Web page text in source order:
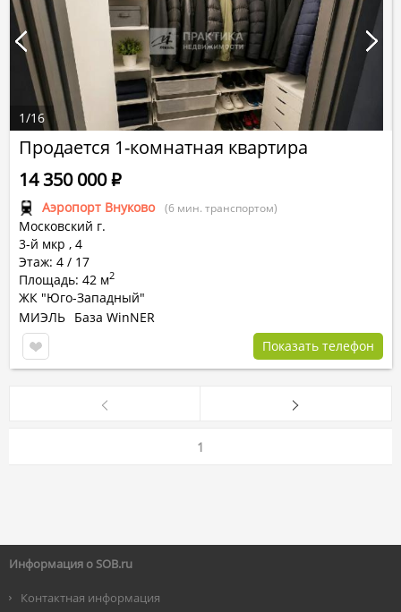
Продается 1-комнатная квартира
Аэропорт Внуково (6 мин. транспортом)
Московский г.
3-й мкр , 4
Этаж: 4 / 17
Площадь: 42 м2
ЖК "Юго-Западный"
14 350 000Р
МИЭЛЬ База WinNER
Показать телефон
1/16
1
Информация о SOB.ru
Контактная информация